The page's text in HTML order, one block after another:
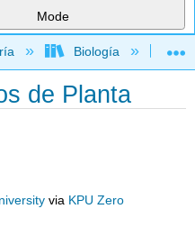
Mode
global
Biología
de Planta
via KPU Zero